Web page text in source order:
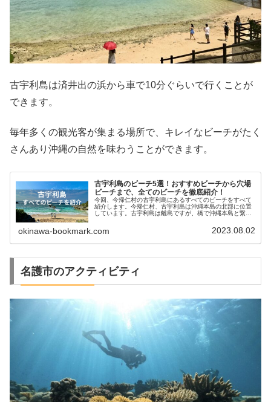
古宇利島は済井出の浜から車で10分ぐらいで行くことが
できます。
毎年多くの観光客が集まる場所で、キレイなビーチがたく
さんあり沖縄の自然を味わうことができます。
古宇利島のビーチ5選！おすすめビーチから穴場
ビーチまで、全てのビーチを徹底紹介！
今回、今帰仁村の古宇利島にあるすべてのビーチをすべて
紹介します。今帰仁村、古宇利島は沖縄本島の北部に位置
しています。古宇利島は離島ですが、橋で沖縄本島と繋が
okinawa-bookmark.com 2023.08.02
名護市のアクティビティ